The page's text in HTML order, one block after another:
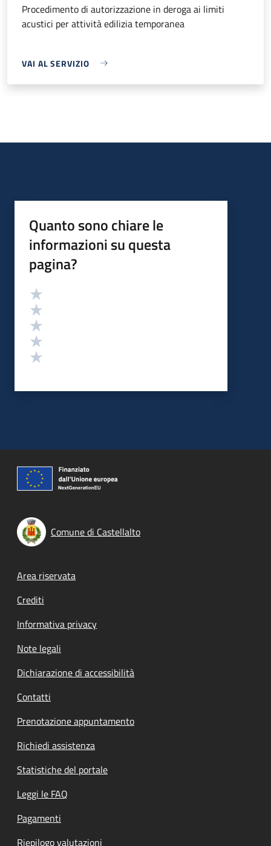
Procedimento di autorizzazione in deroga ai limiti
acustici per attività edilizia temporanea
VAI AL SERVIZIO
Quanto sono chiare le
informazioni su questa
pagina?
Valutazione
Comune di Castellalto
Footer menu
Area riservata
Crediti
Informativa privacy
Note legali
Dichiarazione di accessibilità
Contatti
Prenotazione appuntamento
Richiedi assistenza
Statistiche del portale
Leggi le FAQ
Pagamenti
Riepilogo valutazioni